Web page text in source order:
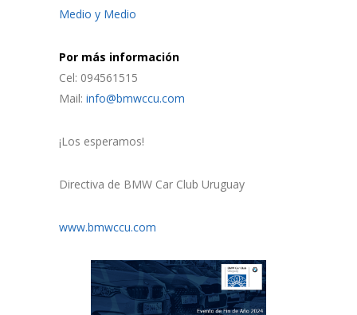
Medio y Medio
Por más información
Cel: 094561515
Mail: info@bmwccu.com
¡Los esperamos!
Directiva de BMW Car Club Uruguay
www.bmwccu.com